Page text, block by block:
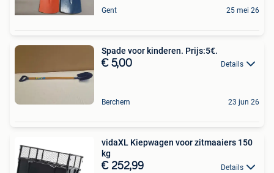
Gent 25 mei 26
Spade voor kinderen. Prijs:5€.
€ 5,00 Details
Berchem 23 jun 26
vidaXL Kiepwagen voor zitmaaiers 150
kg
€ 252,99 Details